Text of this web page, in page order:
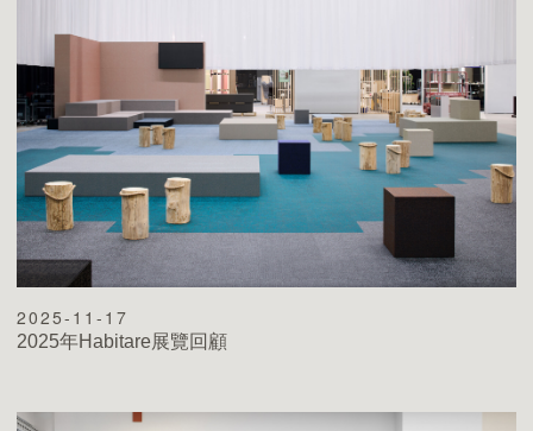
2025-11-17
2025年Habitare展覽回顧